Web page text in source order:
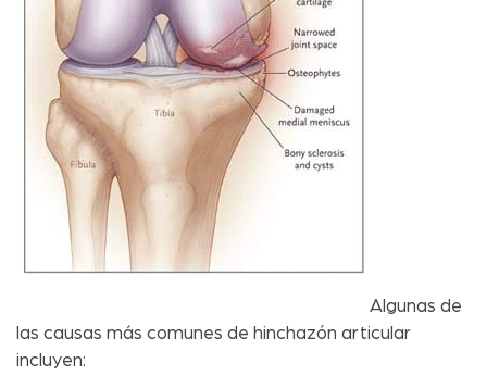
Algunas de
las causas más comunes de hinchazón articular
incluyen: